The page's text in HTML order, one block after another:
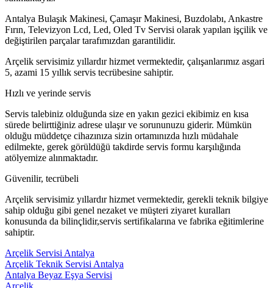
Antalya Bulaşık Makinesi, Çamaşır Makinesi, Buzdolabı, Ankastre
Fırın, Televizyon Lcd, Led, Oled Tv Servisi olarak yapılan işçilik ve
değiştirilen parçalar tarafımızdan garantilidir.
Arçelik servisimiz yıllardır hizmet vermektedir, çalışanlarımız asgari
5, azami 15 yıllık servis tecrübesine sahiptir.
Hızlı ve yerinde servis
Servis talebiniz olduğunda size en yakın gezici ekibimiz en kısa
sürede belirttiğiniz adrese ulaşır ve sorununuzu giderir. Mümkün
olduğu müddetçe cihazınıza sizin ortamınızda hızlı müdahale
edilmekte, gerek görüldüğü takdirde servis formu karşılığında
atölyemize alınmaktadır.
Güvenilir, tecrübeli
Arçelik servisimiz yıllardır hizmet vermektedir, gerekli teknik bilgiye
sahip olduğu gibi genel nezaket ve müşteri ziyaret kuralları
konusunda da bilinçlidir,servis sertifikalarına ve fabrika eğitimlerine
sahiptir.
Arçelik Servisi Antalya
Arçelik Teknik Servisi Antalya
Antalya Beyaz Eşya Servisi